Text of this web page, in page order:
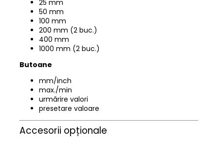
25 mm
50 mm
100 mm
200 mm (2 buc.)
400 mm
1000 mm (2 buc.)
Butoane
mm/inch
max./min
urmărire valori
presetare valoare
Accesorii opționale